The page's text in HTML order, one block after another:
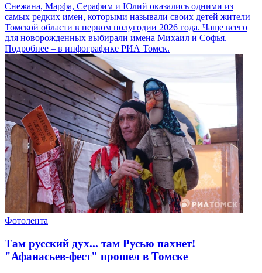
Снежана, Марфа, Серафим и Юлий оказались одними из
самых редких имен, которыми называли своих детей жители
Томской области в первом полугодии 2026 года. Чаще всего
для новорожденных выбирали имена Михаил и Софья.
Подробнее – в инфографике РИА Томск.
Фотолента
Там русский дух... там Русью пахнет!
"Афанасьев-фест" прошел в Томске